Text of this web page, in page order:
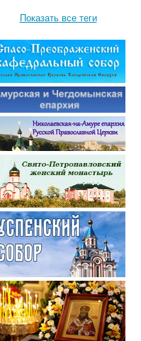
Показать все теги